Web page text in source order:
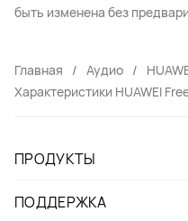
быть изменена без
Главная Аудио
Характеристики HUAWEI
ПРОДУКТЫ
ПОДДЕРЖКА